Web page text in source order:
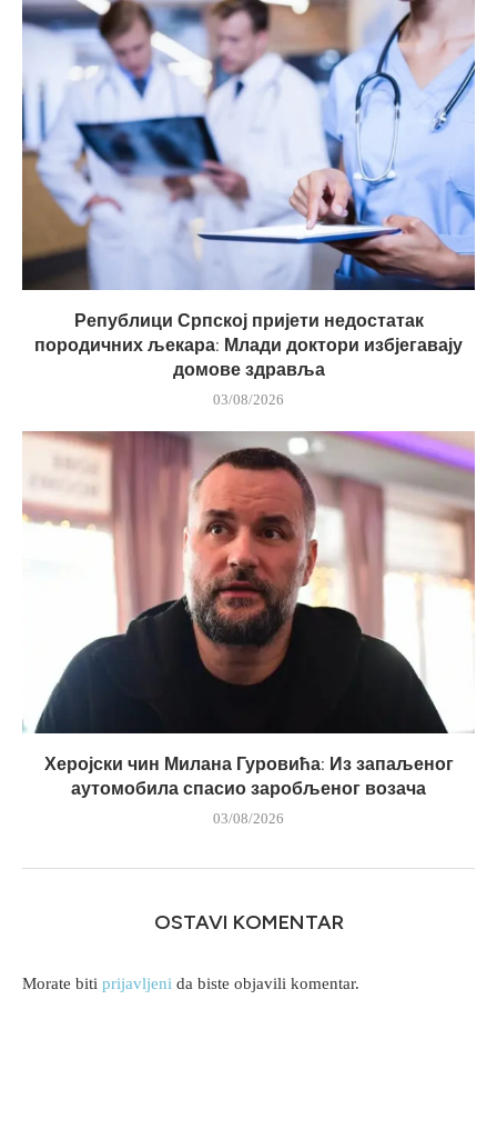
Републици Српској пријети недостатак
породичних љекара: Млади доктори избјегавају
домове здравља
03/08/2026
Херојски чин Милана Гуровића: Из запаљеног
аутомобила спасио заробљеног возача
03/08/2026
OSTAVI KOMENTAR
Morate biti prijavljeni da biste objavili komentar.